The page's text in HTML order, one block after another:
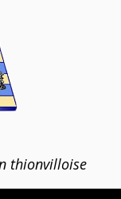
thionvilloise